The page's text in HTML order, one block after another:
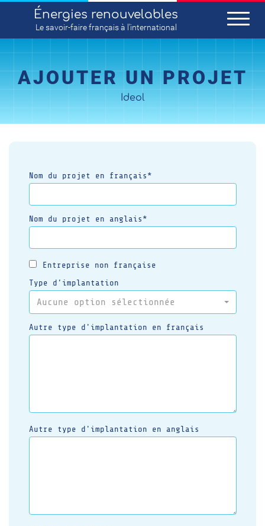
Énergies renouvelables
Le savoir-fairefrançaisà l'international
AJOUTER UN PROJET
Ideol
Nom du projet en français*
Nom du projet en anglais*
Entreprise non française
Type d’implantation
Aucune option sélectionnée
Autre type d'implantation en français
Autre type d'implantation en anglais